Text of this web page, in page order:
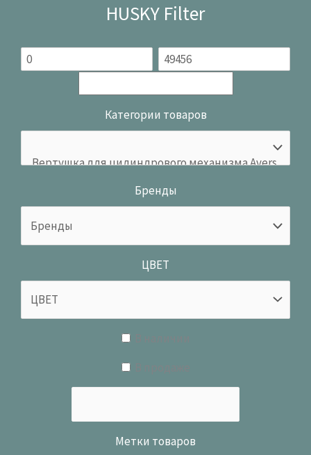
HUSKY Filter
Категории товаров
Бренды
ЦВЕТ
Метки товаров